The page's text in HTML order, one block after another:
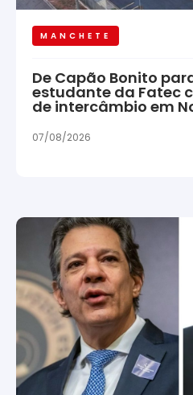
MANCHETE
De Capão Bonito
estudante da Fatec
de intercâmbio em
07/08/2026